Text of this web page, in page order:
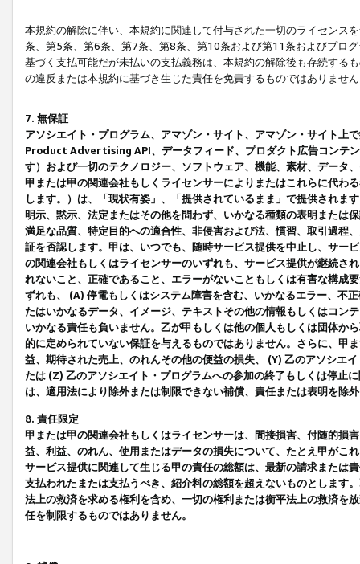
本規約の解除に伴い、本規約に関連して付与された一切のライセンス
条、第5条、第6条、第7条、第8条、第10条および第11条およびプロ
基づく支払可能だが未払いの支払義務は、本規約の解除後も存続する
の違反または本規約に基づき生じた責任を免責するものではありませ
7. 無保証
アソシエイト・プログラム、アマゾン・サイト、アマゾン・サイト上
Product Advertising API、データフィード、プロダクト広告コンテ
す）および一切のテクノロジー、ソフトウェア、機能、素材、データ
甲または甲の関連会社もしくライセンサーによりまたはこれらに代わ
します。）は、「現状有姿」、「提供されているまま」で提供されま
明示、黙示、法定またはその他を問わず、いかなる種類の表明または
満足な品質、特定目的への適合性、非侵害および法、慣習、取引過程
証を否認します。甲は、いつでも、随時サービス提供を中止し、サー
の関連会社もしくはライセンサーのいずれも、サービス提供が継続さ
れないこと、正確であること、エラーがないこともしくは有害な構成
ずれも、 (A) 停電もしくはシステム障害を含む、いかなるエラー、不
たはいかなるデータ、イメージ、テキストその他の情報もしくはコン
いかなる責任も負いません。乙が甲もしくは他の個人もしくは団体か
的に定められていない保証を与えるものではありません。さらに、甲
益、期待された売上、のれんその他の便益の損失、 (Y) 乙のアソシエ
たは (Z) 乙のアソシエイト・プログラムへの参加の終了もしくは停止
は、適用法により除外または制限できない補償、責任または表明を除
8. 責任限定
甲または甲の関連会社もしくはライセンサーは、間接損害、付随的損
益、利益、のれん、使用またはデータの損失について、たとえ甲がこ
サービス提供に関連して生じる甲の責任の総額は、最新の請求または
支払われたまたは支払うべき、紹介料の総額を超えないものとします
法上の救済を求める権利を含め、一切の権利または衡平法上の救済を
任を制限するものではありません。